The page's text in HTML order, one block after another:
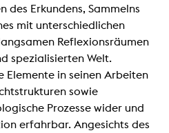
des Erkundens, Sammelns
mit unterschiedlichen
Reflexionsräumen
spezialisierten Welt.
Elemente in seinen Arbeiten
sowie
Prozesse wider und
erfahrbar. Angesichts des